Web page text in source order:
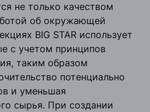
не только качеством
об окружающей
BIG STAR использует
с учетом принципов
таким образом
потенциально
и уменьшая
сырья. При создании